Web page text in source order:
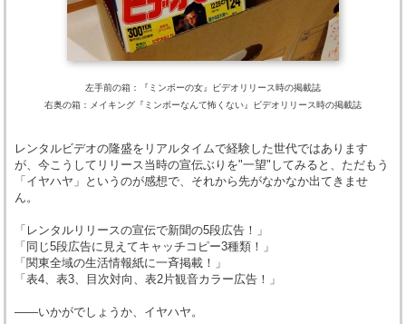
左手前の箱：『ミンボーの女』ビデオリリース時の掲載誌
右奥の箱：メイキング『ミンボーなんて怖くない』ビデオリリース時の掲載誌
レンタルビデオの隆盛をリアルタイムで経験した世代ではあります
が、今こうしてリリース当時の宣伝ぶりを"一望"してみると、ただもう
「イヤハヤ」というのが感想で、それから先がなかなか出てきませ
ん。
「レンタルリリースの宣伝で新聞の5段広告！」
「同じ5段広告に見えてキャッチコピー3種類！」
「関東全域の生活情報紙に一斉掲載！」
「表4、表3、目次対向、表2片観音カラー広告！」
――いかがでしょうか、イヤハヤ。